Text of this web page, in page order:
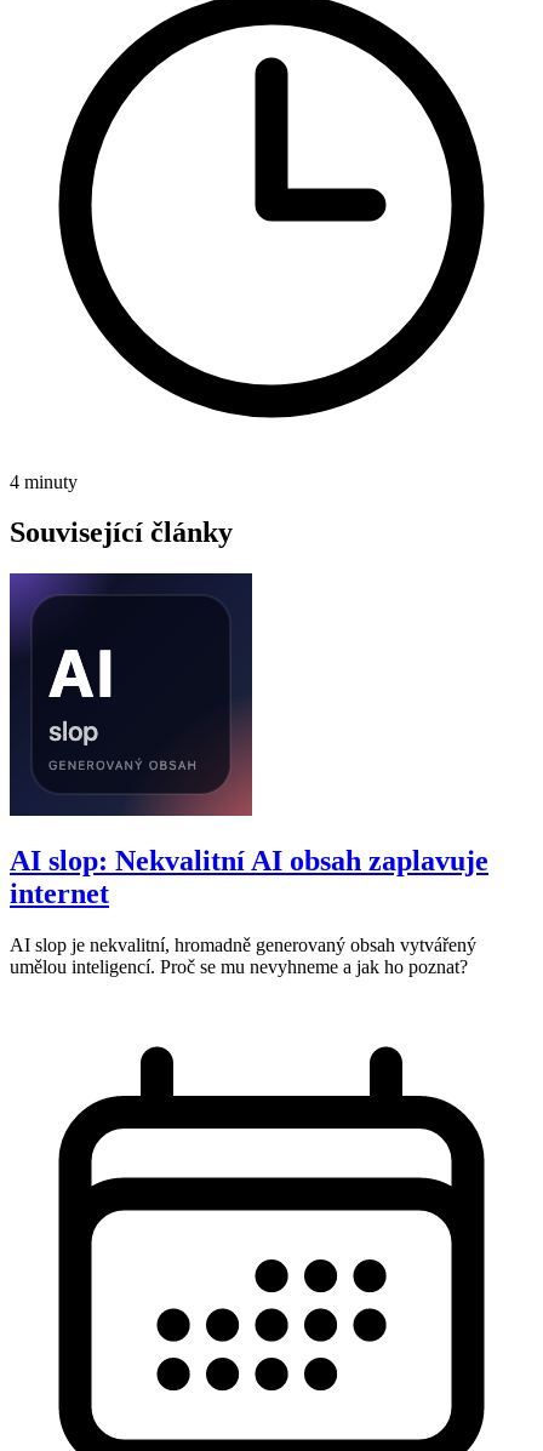
4 minuty
Související články
AI slop: Nekvalitní AI obsah zaplavuje
internet
AI slop je nekvalitní, hromadně generovaný obsah vytvářený
umělou inteligencí. Proč se mu nevyhneme a jak ho poznat?